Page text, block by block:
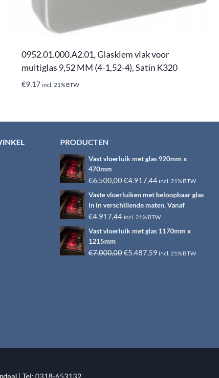
0952.01.000.A2.01, Glasklem vlak voor
multiglas 9,52 MM (4-1,52-4), Satin K320
€9,17 incl. 21% BTW
PRODUCTEN
Vast vloerluik met glas 920mm x
470mm
€6.500,00Oorspronkelijke
prijs
was:
€6.500,00.
€4.917,44Huidige
prijs
is:
€4.917,44.
incl. 21% BTW
Vaste vloerluiken met beloopbaar glas
in in verschillende maten. Vanaf
€4.917,44 incl. 21% BTW
Vast vloerluik met glas 1170mm x
1215mm
€7.000,00Oorspronkelijke
€5.487,59Huidige
incl. 21% BTW
| Tel: 0318-653132